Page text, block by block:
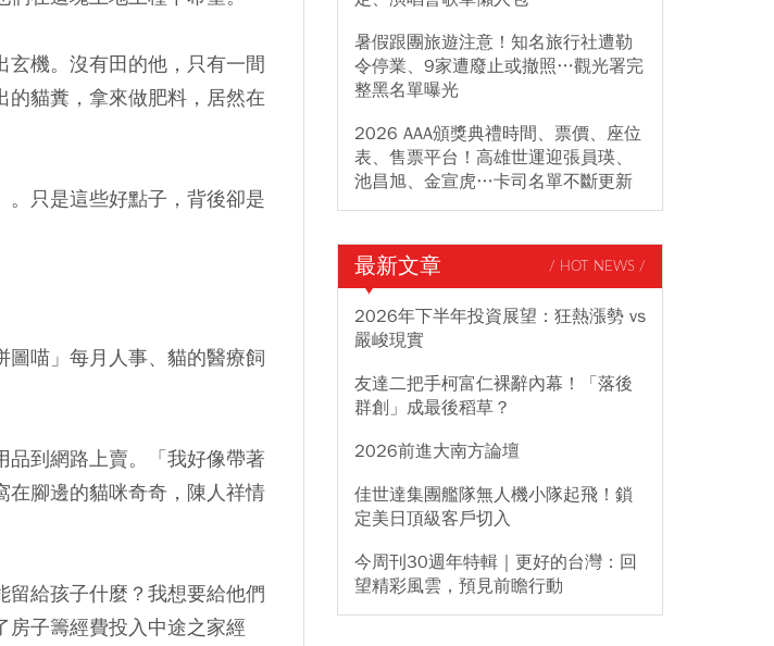
機。沒有田的他，只有一間
貓糞，拿來做肥料，居然在
只是這些好點子，背後卻是
圖喵」每月人事、貓的醫療飼
品到網路上賣。「我好像帶著
在腳邊的貓咪奇奇，陳人祥情
留給孩子什麼？我想要給他們
房子籌經費投入中途之家經
暑假跟團旅遊注意！知名旅行社遭勒
令停業、9家遭廢止或撤照…觀光署完
整黑名單曝光
2026 AAA頒獎典禮時間、票價、座位
表、售票平台！高雄世運迎張員瑛、
池昌旭、金宣虎…卡司名單不斷更新
最新文章 / HOT NEWS /
2026年下半年投資展望：狂熱漲勢 vs
嚴峻現實
友達二把手柯富仁裸辭內幕！「落後
群創」成最後稻草？
2026前進大南方論壇
佳世達集團艦隊無人機小隊起飛！鎖
定美日頂級客戶切入
今周刊30週年特輯｜更好的台灣：回
望精彩風雲，預見前瞻行動